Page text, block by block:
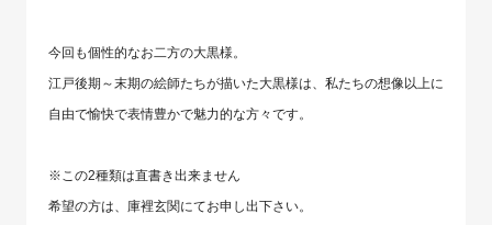
今回も個性的なお二方の大黒様。
江戸後期～末期の絵師たちが描いた大黒様は、私たちの想像以上に
自由で愉快で表情豊かで魅力的な方々です。
※この2種類は直書き出来ません
希望の方は、庫裡玄関にてお申し出下さい。